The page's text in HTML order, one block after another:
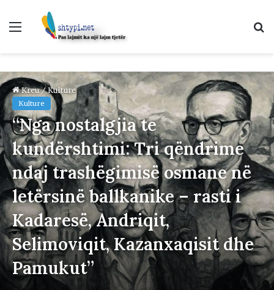
Menu
Kreu/Kulture
Kulture
“Nga nostalgjia te
kundërshtimi: Tri qëndrime
ndaj trashëgimisë osmane në
letërsinë ballkanike – rasti i
Kadaresë, Andriqit,
Selimoviqit, Kazanxaqisit dhe
Pamukut”